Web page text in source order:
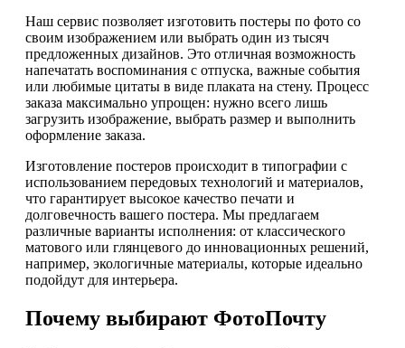
Наш сервис позволяет изготовить постеры по фото со
своим изображением или выбрать один из тысяч
предложенных дизайнов. Это отличная возможность
напечатать воспоминания с отпуска, важные события
или любимые цитаты в виде плаката на стену. Процесс
заказа максимально упрощен: нужно всего лишь
загрузить изображение, выбрать размер и выполнить
оформление заказа.
Изготовление постеров происходит в типографии с
использованием передовых технологий и материалов,
что гарантирует высокое качество печати и
долговечность вашего постера. Мы предлагаем
различные варианты исполнения: от классического
матового или глянцевого до инновационных решений,
например, экологичные материалы, которые идеально
подойдут для интерьера.
Почему выбирают ФотоПочту